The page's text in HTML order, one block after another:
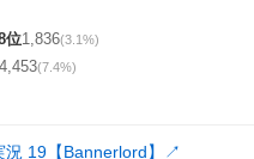
位1,836(3.1%)
4,453(7.4%)
19【Bannerlord】 ↗